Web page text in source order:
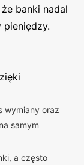
banki nadal
pieniędzy.
wymiany oraz
samym
a często